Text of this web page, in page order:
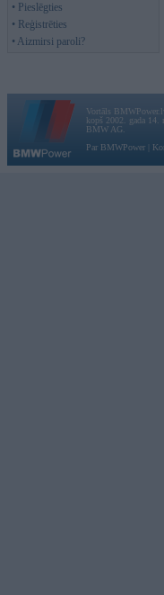
• Pieslēgties
• Reģistrēties
• Aizmirsi paroli?
Vortāls
kopš 2002. gada 14.
BMW AG.
Par BMWPower